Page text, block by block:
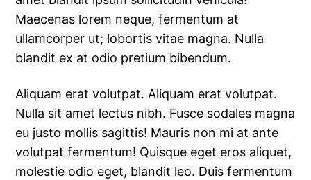
Maecenas lorem neque, fermentum at
ullamcorper ut; lobortis vitae magna. Nulla
blandit ex at odio pretium bibendum.
Aliquam erat volutpat. Aliquam erat volutpat.
Nulla sit amet lectus nibh. Fusce sodales magna
eu justo mollis sagittis! Mauris non mi at ante
volutpat fermentum! Quisque eget eros aliquet,
molestie odio eget, blandit leo. Duis fermentum